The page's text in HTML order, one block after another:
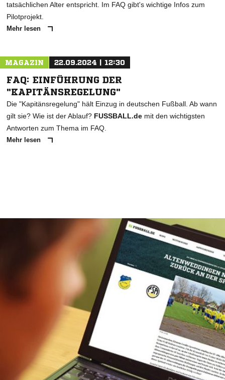
tatsächlichen Alter entspricht. Im FAQ gibt's wichtige Infos zum
Pilotprojekt.
Mehr lesen
MAGAZIN 22.09.2024 | 12:30
FAQ: EINFÜHRUNG DER
"KAPITÄNSREGELUNG"
Die "Kapitänsregelung" hält Einzug in deutschen Fußball. Ab wann
gilt sie? Wie ist der Ablauf? FUSSBALL.de mit den wichtigsten
Antworten zum Thema im FAQ.
Mehr lesen